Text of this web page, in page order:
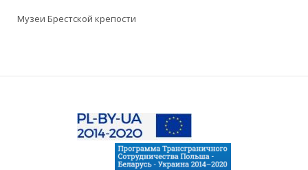
Музеи Брестской крепости